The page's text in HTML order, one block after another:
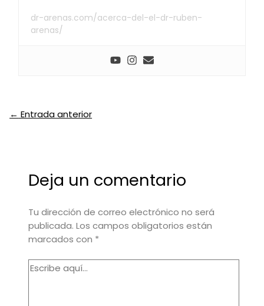
dr-arenas.com/acerca-del-el-dr-ruben-
arenas/
← Entrada anterior
Deja un comentario
Tu dirección de correo electrónico no será
publicada. Los campos obligatorios están
marcados con *
Escribe